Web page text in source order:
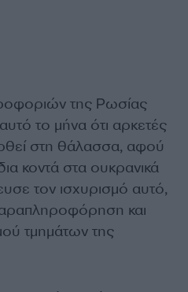
της Ρωσίας
το μήνα ότι αρκετές
στη θάλασσα, αφού
κοντά στα ουκρανικά
τον ισχυρισμό αυτό,
και
τμημάτων της